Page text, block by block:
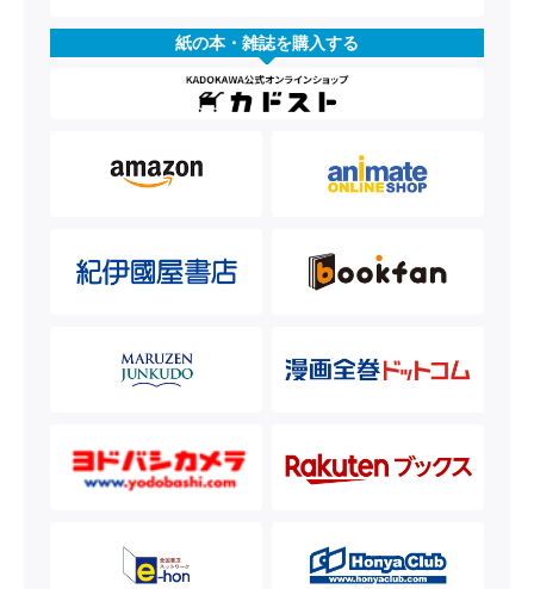
紙の本・雑誌を購入する